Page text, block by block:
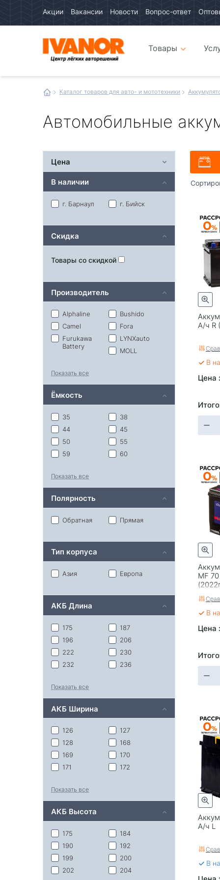
Акции Вакансии Новости Вопрос-ответ
интернетТовары
Каталог товаров для авто- и мототехники
Автомобильные
А/ч R
В
Цена
MF
В
Цена
А/ч L
В
Цена
В наличии
г. Барнаул г. Бийск
Скидка
Товары со скидкой
Производитель
Alphaline
Bushido
Camel
Fora
Furukawa
Battery
LYNXauto
MOLL
Stalwart
Tab
Topla
Tumen
Показать все
Ёмкость
35
38
44
45
50
55
59
60
65
70
74
75
115
190
220
Показать все
Полярность
Обратная Прямая
Тип корпуса
Азия Европа
АКБ Длина
175
187
196
206
222
230
232
236
257
260
275
277
Показать все
АКБ Ширина
126
127
128
168
169
170
171
172
175
224
225
228
Показать все
АКБ Высота
175
184
190
192
199
200
202
204